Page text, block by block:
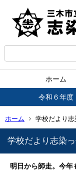
ホーム
令和６年度
ホーム 学校だより
学校だより志染
明日から師走。今年